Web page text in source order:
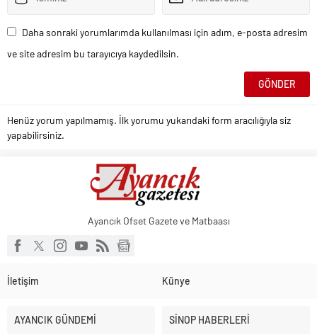
Daha sonraki yorumlarımda kullanılması için adım, e-posta adresim
ve site adresim bu tarayıcıya kaydedilsin.
Henüz yorum yapılmamış. İlk yorumu yukarıdaki form aracılığıyla siz
yapabilirsiniz.
Ayancık Ofset Gazete ve Matbaası
İletişim Künye
AYANCIK GÜNDEMİ SİNOP HABERLERİ